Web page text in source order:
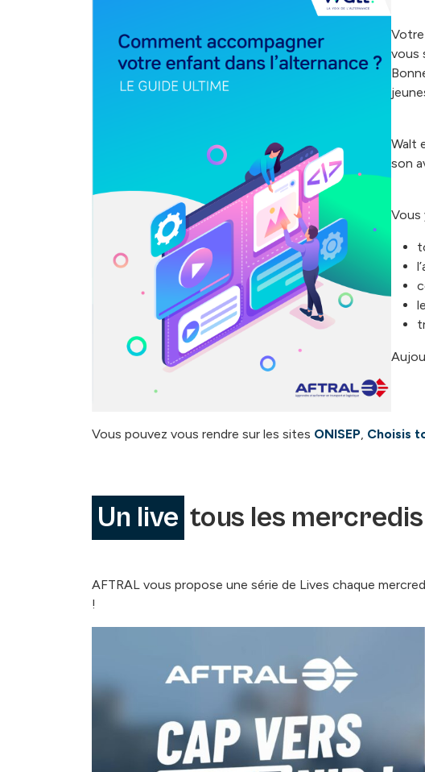
vous
Walt
son
Vous
Vous pouvez vous rendre sur les sites ONISEP, Choisis
Un live tous les mercredis
AFTRAL vous propose une série de Lives chaque
!